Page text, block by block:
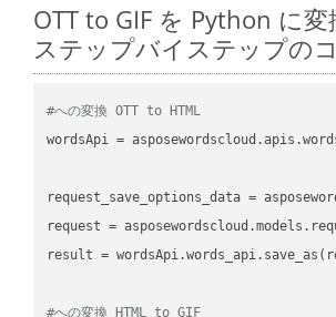
OTT to GIF を Python に
ステップバイステップの
#への変換 OTT to HTML
wordsApi =
request_save_options_data =
request
result =
#への変換 HTML to GIF